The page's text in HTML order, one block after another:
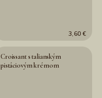
3,60 €
Croissant s talianským
pistáciovým krémom